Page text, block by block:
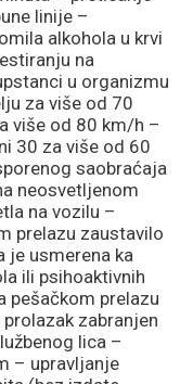
linije –
alkohola u krvi
na
u organizmu
za više od 70
više od 80 km/h –
30 za više od 60
saobraćaja
neosvetljenom
na vozilu –
prelazu zaustavilo
je usmerena ka
ili psihoaktivnih
pešačkom prelazu
zabranjen
lica –
– upravljanje